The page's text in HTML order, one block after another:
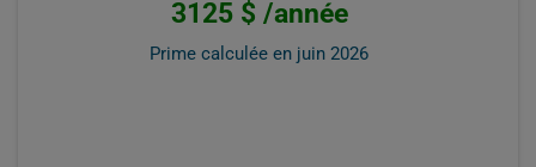
3125 $ /année
Prime calculée en juin 2026